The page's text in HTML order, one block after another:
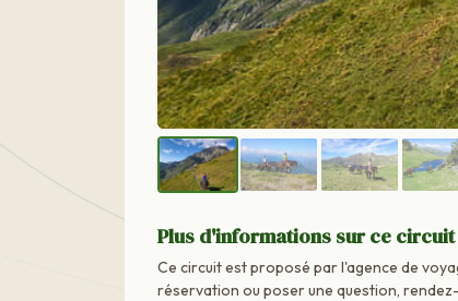
Plus d'informations sur ce circuit
Ce circuit est proposé par l'agence de
réservation ou poser une question,